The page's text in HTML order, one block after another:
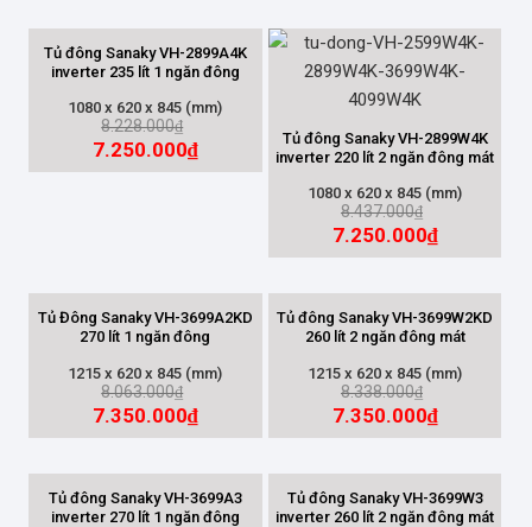
CÔNG NGHỆ INVERTER
Inverter
Thường
(36)
Đồng
(68)
Nhôm
(1)
SỐ CÁNH
2 Cánh
(56)
Tủ đông Sanaky VH-2899A4K
inverter 235 lít 1 ngăn đông
1080 x 620 x 845 (mm)
8.228.000₫
7.250.000₫
Tủ đông Sanaky VH-2899W4K
inverter 220 lít 2 ngăn đông mát
1080 x 620 x 845 (mm)
8.437.000₫
7.250.000₫
Tủ Đông Sanaky VH-3699A2KD
270 lít 1 ngăn đông
1215 x 620 x 845 (mm)
8.063.000₫
7.350.000₫
Tủ đông Sanaky VH-3699W2KD
260 lít 2 ngăn đông mát
1215 x 620 x 845 (mm)
8.338.000₫
7.350.000₫
Tủ đông Sanaky VH-3699A3
inverter 270 lít 1 ngăn đông
Tủ đông Sanaky VH-3699W3
inverter 260 lít 2 ngăn đông mát